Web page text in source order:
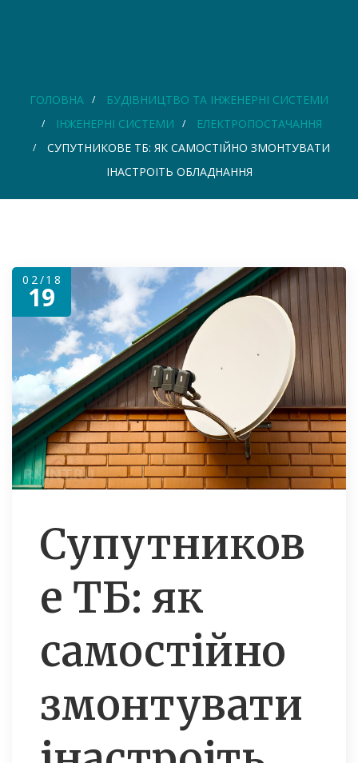
ГОЛОВНА
БУДІВНИЦТВО ТА ІНЖЕНЕРНІ СИСТЕМИ
ІНЖЕНЕРНІ СИСТЕМИ
ЕЛЕКТРОПОСТАЧАННЯ
СУПУТНИКОВЕ ТБ: ЯК САМОСТІЙНО ЗМОНТУВАТИ
ІНАСТРОІТЬ ОБЛАДНАННЯ
02/18
19
Супутников
е ТБ: як
самостійно
змонтувати